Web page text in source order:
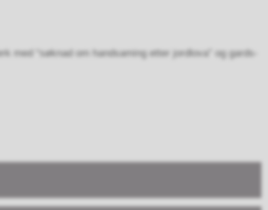
med “søknad om handsaming etter jordlova” og gards-